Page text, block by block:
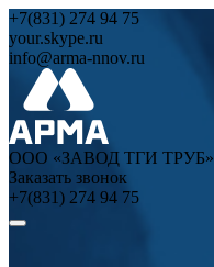
+7(831) 274 94 75
your.skype.ru
info@arma-nnov.ru
ООО «ЗАВОД ТГИ ТРУБ»
Заказать звонок
+7(831) 274 94 75